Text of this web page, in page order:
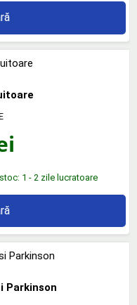
1 - 2 zile lucratoare
Parkinson